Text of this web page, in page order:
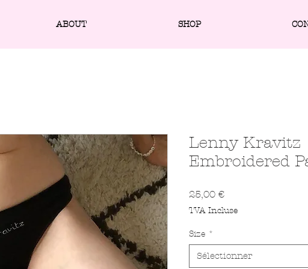
ABOUT SHOP
Lenny Kravitz
Embroidered
25,00 €Prix
TVA Incluse
Size *
Sélectionner